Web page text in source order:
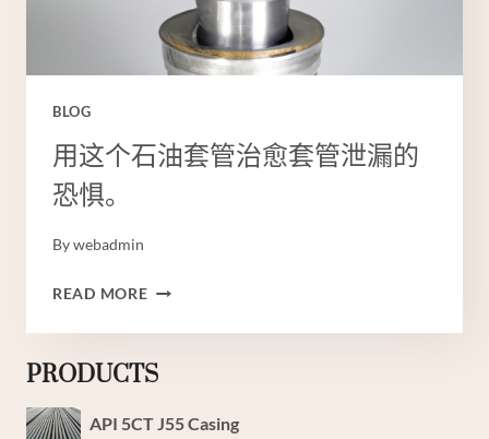
BLOG
用这个石油套管治愈套管泄漏的
恐惧。
Bywebadmin
READ MORE用
个
石
油
PRODUCTS
API 5CT J55 Casing